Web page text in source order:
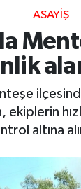
ASAYIŞ
ekiplerin
altına